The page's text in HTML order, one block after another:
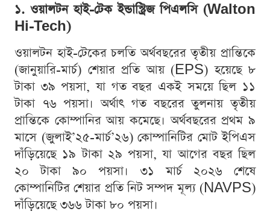
১. ওয়ালটন হাই-টেক ইন্ডাস্ট্রিজ পিএলসি (Walton
Hi-Tech)
ওয়ালটন হাই-টেকের চলতি অর্থবছরের তৃতীয় প্রান্তিকে
(জানুয়ারি-মার্চ) শেয়ার প্রতি আয় (EPS) হয়েছে ৮
টাকা ৩৯ পয়সা, যা গত বছর একই সময়ে ছিল ১১
টাকা ৭৬ পয়সা। অর্থাৎ গত বছরের তুলনায় তৃতীয়
প্রান্তিকে কোম্পানির আয় কমেছে। অর্থবছরের প্রথম ৯
মাসে (জুলাই’২৫-মার্চ’২৬) কোম্পানিটির মোট ইপিএস
দাঁড়িয়েছে ১৯ টাকা ২৯ পয়সা, যা আগের বছর ছিল
২০ টাকা ৯০ পয়সা। ৩১ মার্চ ২০২৬ শেষে
কোম্পানিটির শেয়ার প্রতি নিট সম্পদ মূল্য (NAVPS)
দাঁড়িয়েছে ৩৬৬ টাকা ৮০ পয়সা।